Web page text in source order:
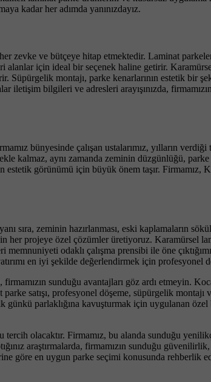
kadar her adımda yanınızdayız.
zevke ve bütçeye hitap etmektedir. Laminat
için ideal bir seçenek haline getirir.
montajı, parke kenarlarının estetik bir
bilgileri ve adresleri arayışınızda,
bünyesinde çalışan ustalarımız, yılların
kalmaz, aynı zamanda zeminin düzgünlüğü,
estetik görünümü için büyük önem taşır.
sıra, zeminin hazırlanması, eski kaplamaların
her projeye özel çözümler üretiyoruz. Karamürsel
memnuniyeti odaklı çalışma prensibi ile öne
en iyi şekilde değerlendirmek için profesyonel
sunduğu avantajları göz ardı etmeyin.
satışı, profesyonel döşeme, süpürgelik
parlaklığına kavuşturmak için uygulanan
olacaktır. Firmamız, bu alanda sunduğu
araştırmalarda, firmamızın sunduğu
göre en uygun parke seçimi konusunda rehberlik